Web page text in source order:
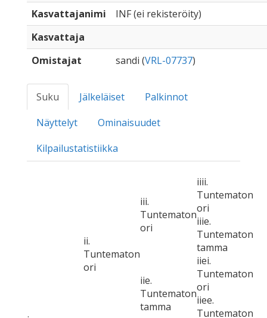
Kasvattajanimi
INF (ei rekisteröity)
Kasvattaja
Omistajat
sandi (VRL-07737)
Suku Jälkeläiset
Palkinnot
Näyttelyt
Ominaisuudet
Kilpailustatistiikka
ii.
Tuntematon
ori
iii.
Tuntematon
ori
iiii.
Tuntematon
ori
iiie.
Tuntematon
tamma
iie.
Tuntematon
tamma
iiei.
Tuntematon
ori
iiee.
Tuntematon